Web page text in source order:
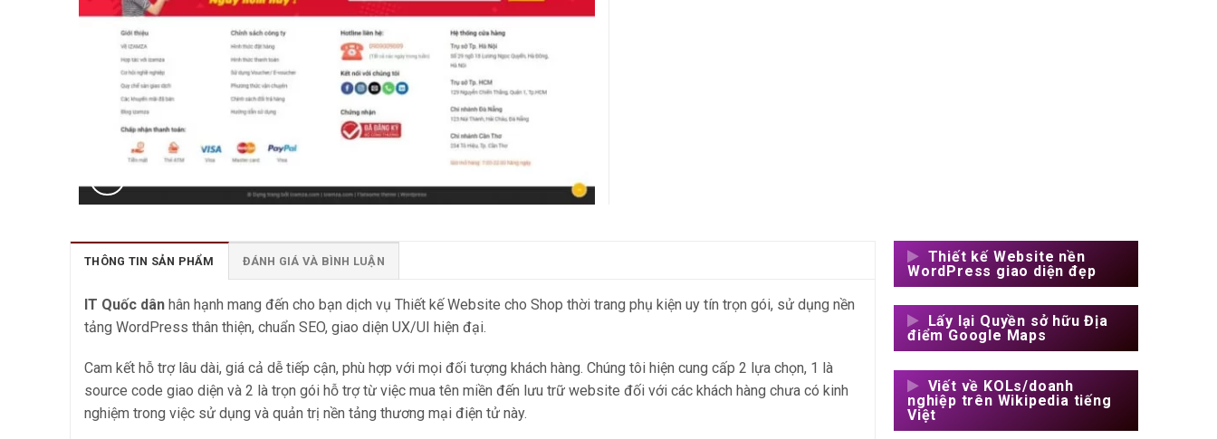
THÔNG TIN SẢN PHẨM ĐÁNH GIÁ VÀ BÌNH LUẬN
IT Quốc dân hân hạnh mang đến cho bạn dịch vụ Thiết kế Website cho Shop thời trang phụ kiện uy tín trọn gói, sử dụng nền
tảng WordPress thân thiện, chuẩn SEO, giao diện UX/UI hiện đại.
Cam kết hỗ trợ lâu dài, giá cả dễ tiếp cận, phù hợp với mọi đối tượng khách hàng. Chúng tôi hiện cung cấp 2 lựa chọn, 1 là
source code giao diện và 2 là trọn gói hỗ trợ từ việc mua tên miền đến lưu trữ website đối với các khách hàng chưa có kinh
nghiệm trong việc sử dụng và quản trị nền tảng thương mại điện tử này.
Thiết kế Website nền
WordPress giao diện đẹp
Lấy lại Quyền sở hữu Địa
điểm Google Maps
Viết về KOLs/doanh
nghiệp trên Wikipedia tiếng
Việt